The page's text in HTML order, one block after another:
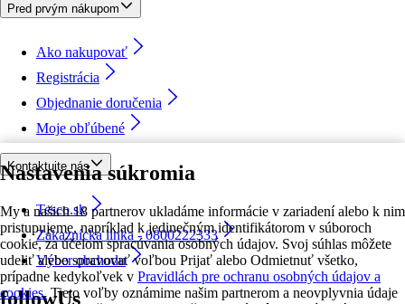
Nastavenia súkromia
My a našich 18 partnerov ukladáme informácie v zariadení alebo k nim
pristupujeme, napríklad k jedinečným identifikátorom v súboroch
cookie, za účelom spracúvania osobných údajov. Svoj súhlas môžete
udeliť alebo spravovať voľbou Prijať alebo Odmietnuť všetko,
prípadne kedykoľvek v Pravidlách pre ochranu osobných údajov a
cookies. Tieto voľby oznámime našim partnerom a neovplyvnia údaje
Pred prvým nákupom
Ako nakupovať
Registrácia
Objednanie doručenia
Moje obľúbené
Kontaktujte nás
Tesco.sk
Zákaznícka linka - 0800222333
Výber obchodu
followUs